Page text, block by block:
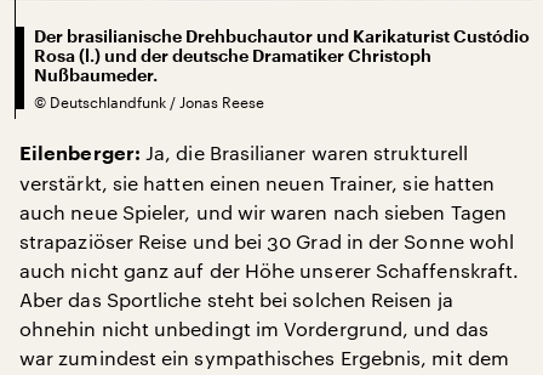
Der brasilianische Drehbuchautor und Karikaturist Custódio
Rosa (l.) und der deutsche Dramatiker Christoph
Nußbaumeder.
© Deutschlandfunk / Jonas Reese
Eilenberger: Ja, die Brasilianer waren strukturell
verstärkt, sie hatten einen neuen Trainer, sie hatten
auch neue Spieler, und wir waren nach sieben Tagen
strapaziöser Reise und bei 30 Grad in der Sonne wohl
auch nicht ganz auf der Höhe unserer Schaffenskraft.
Aber das Sportliche steht bei solchen Reisen ja
ohnehin nicht unbedingt im Vordergrund, und das
war zumindest ein sympathisches Ergebnis, mit dem